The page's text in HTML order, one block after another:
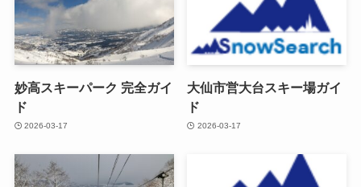
妙高スキーパーク 完全ガイ
ド
2026-03-17
大仙市営大台スキー場ガイ
ド
2026-03-17